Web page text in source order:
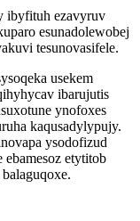
ibyfituh ezavyruv
esunadolewobej
tesunovasifele.
usekem
ibarujutis
ynofoxes
kaqusadylypujy.
ysodofizud
etytitob